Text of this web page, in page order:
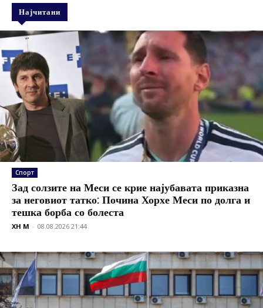
Најчитани
Спорт
Зад солзите на Меси се крие најубавата приказна
за неговиот татко: Почина Хорхе Меси по долга и
тешка борба со болеста
XH M - 08.08.2026 21:44